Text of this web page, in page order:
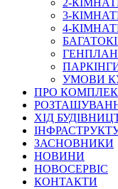
2-
3-
4-
ГЕНПЛАН
УМОВИ
ПРО
ХІД
ЗАСНОВНИКИ
НОВИНИ
НОВОСЕРВІС
КОНТАКТИ